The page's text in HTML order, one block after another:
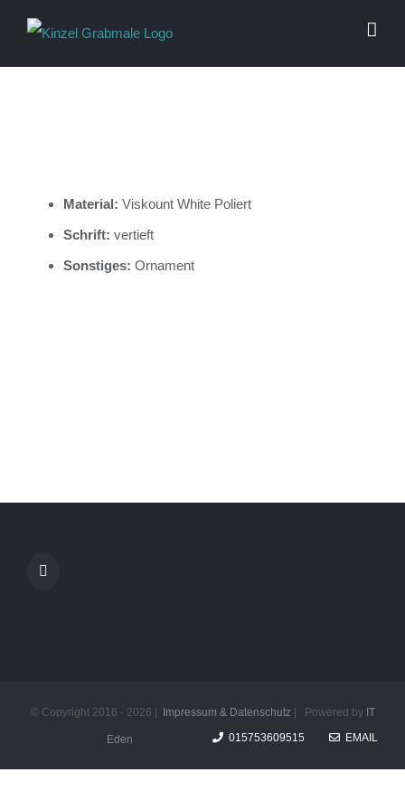
Material: Viskount White Poliert
Schrift: vertieft
Sonstiges: Ornament
© Copyright 2016 - 2026 | Impressum & Datenschutz| Powered by IT
Eden 015753609515 EMAIL